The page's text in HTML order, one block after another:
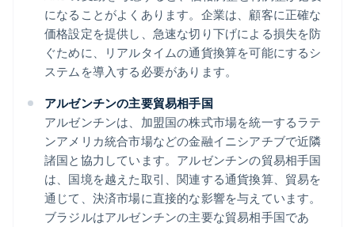
になることがよくあります。企業は、顧客に正確な
価格設定を提供し、急速な切り下げによる損失を防
ぐために、リアルタイムの通貨換算を可能にするシ
ステムを導入する必要があります。
アルゼンチンの主要貿易相手国
アルゼンチンは、加盟国の株式市場を統一するラテ
ンアメリカ統合市場などの金融イニシアチブで近隣
諸国と協力しています。アルゼンチンの貿易相手国
は、国境を越えた取引、関連する通貨換算、貿易を
通じて、決済市場に直接的な影響を与えています。
ブラジルはアルゼンチンの主要な貿易相手国であ